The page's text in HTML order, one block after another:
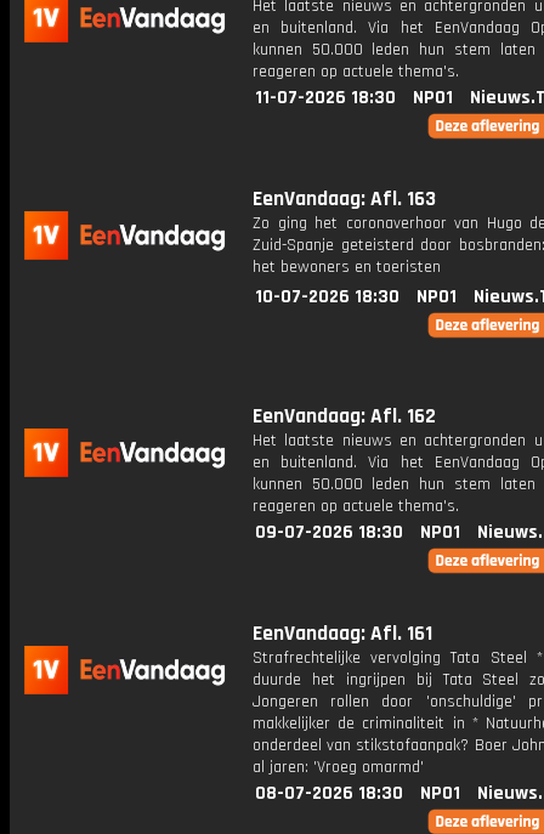
Het laatste nieuws en achtergronden
en buitenland. Via het EenVandaag
kunnen 50.000 leden hun stem laten
reageren op actuele thema's.
11-07-2026 18:30 NPO1
EenVandaag: Afl. 163
Zo ging het coronaverhoor van Hugo
Zuid-Spanje geteisterd door
het bewoners en toeristen
10-07-2026 18:30 NPO1
EenVandaag: Afl. 162
Het laatste nieuws en achtergronden
en buitenland. Via het EenVandaag
kunnen 50.000 leden hun stem laten
reageren op actuele thema's.
09-07-2026 18:30 NPO1
EenVandaag: Afl. 161
Strafrechtelijke vervolging Tata Steel
duurde het ingrijpen bij Tata Steel
Jongeren rollen door 'onschuldige'
makkelijker de criminaliteit in *
onderdeel van stikstofaanpak? Boer
al jaren: 'Vroeg omarmd'
08-07-2026 18:30 NPO1